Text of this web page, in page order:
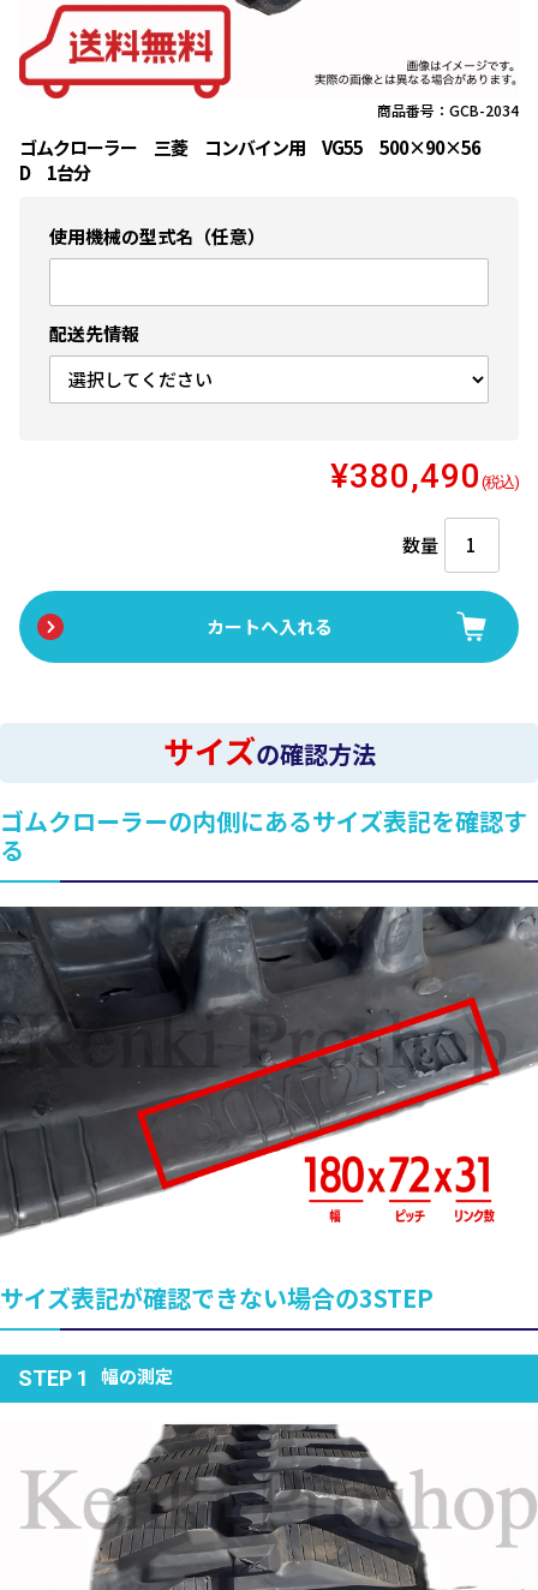
商品番号：GCB-2034
ゴムクローラー 三菱 コンバイン用 VG55 500×90×56
D 1台分
使用機械の型式名（任意）
配送先情報
¥380,490 (税込)
数量
サイズの確認方法
ゴムクローラーの内側にあるサイズ表記を確認す
る
サイズ表記が確認できない場合の3STEP
STEP 1 幅の測定